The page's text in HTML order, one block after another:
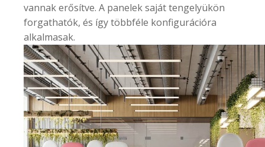
vannak erősítve. A panelek saját tengelyükön
forgathatók, és így többféle konfigurációra
alkalmasak.